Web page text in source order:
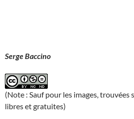
Serge Baccino
(Note : Sauf pour les images, trouvées
libres et gratuites)